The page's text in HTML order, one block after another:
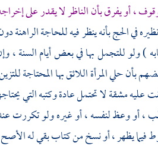
، أو يفرق بأن الناظر لا يقدر على
في الحج بأنه ينظر فيه للحاجة
) ولو للتجمل بها في بعض أيام السنة ،
بأن حلي المرأة اللائق بها المحتاجة
عليه مشقة لا تحتمل عادة وكتبه التي
، أو وعظ لنفسه ، أو غيره ولو تكررت
فيما يظهر ، أو نسخ من كتاب بقي له